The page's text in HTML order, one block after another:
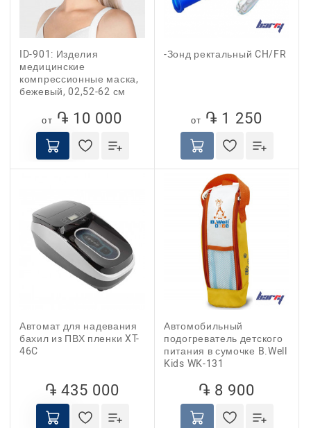
ID-901: Изделия
медицинские
компрессионные маска,
бежевый, 02,52-62 см
от ֏ 10 000
-Зонд ректальный CH/FR
от ֏ 1 250
Автомат для надевания
бахил из ПВХ пленки XT-
46C
֏ 435 000
Автомобильный
подогреватель детского
питания в сумочке B.Well
Kids WK-131
֏ 8 900